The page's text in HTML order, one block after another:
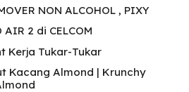
NON ALCOHOL , PIXY
AIR 2 di CELCOM
Kerja Tukar-Tukar
Kacang Almond | Krunchy